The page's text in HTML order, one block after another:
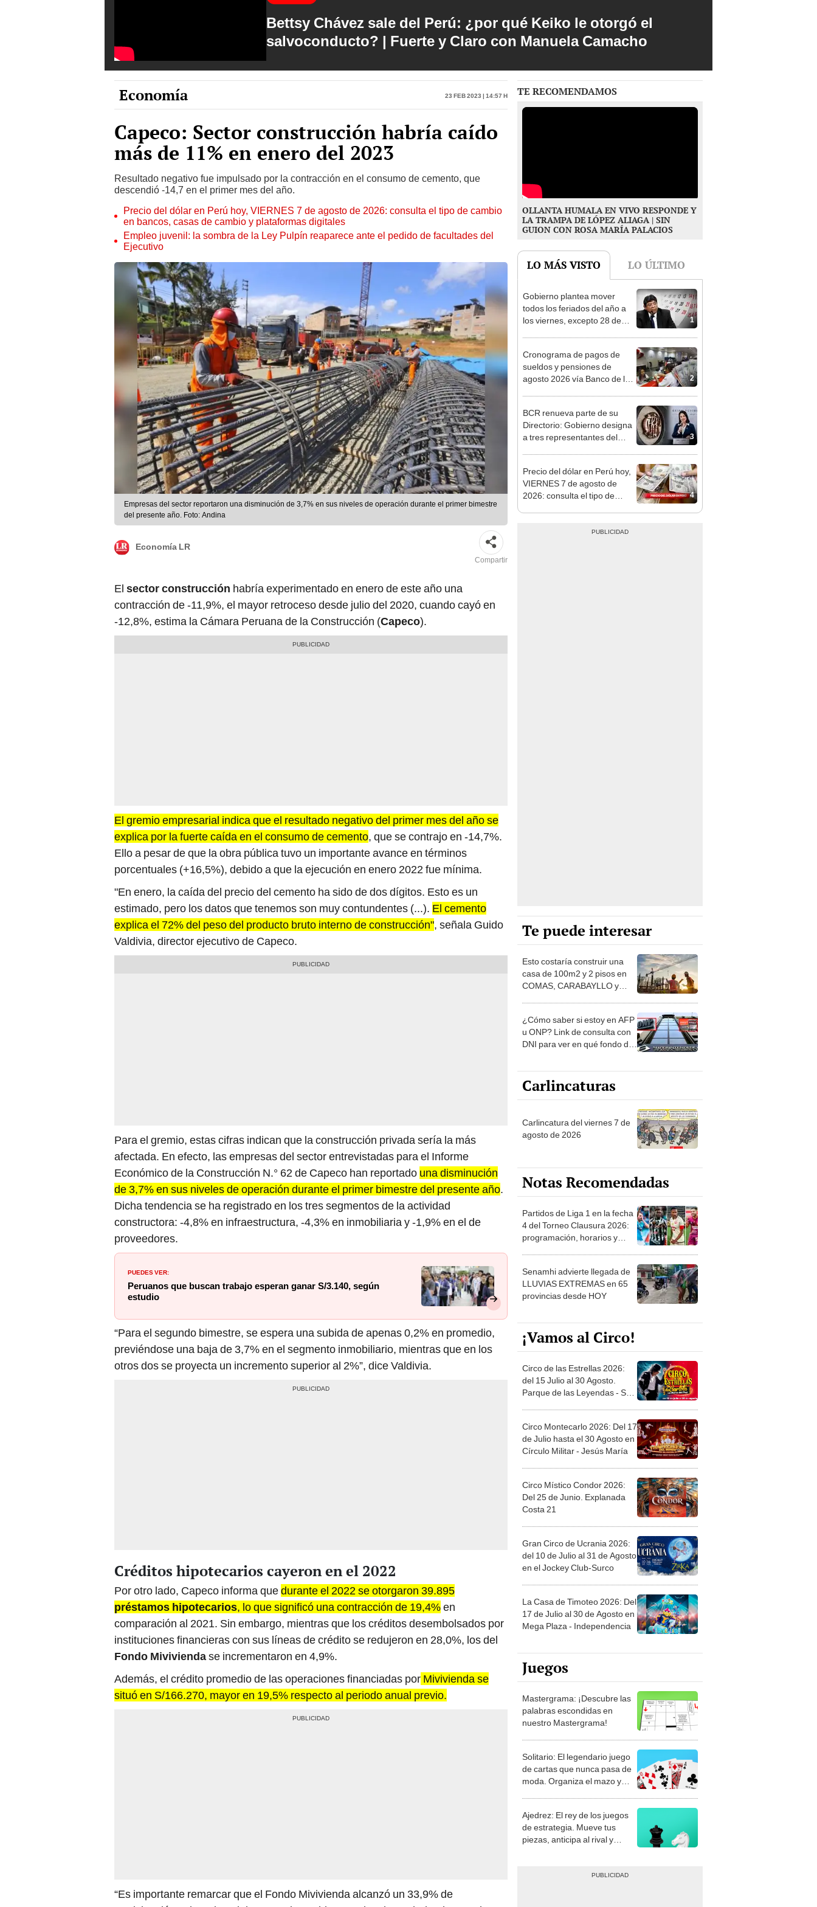
Bettsy Chávez sale del Perú: ¿por qué Keiko le otorgó el
salvoconducto? | Fuerte y Claro con Manuela Camacho
Economía 23 Feb 2023 | 14:57 h
Capeco: Sector construcción habría caído
más de 11% en enero del 2023
Resultado negativo fue impulsado por la contracción en el consumo de cemento, que
descendió -14,7 en el primer mes del año.
Precio del dólar en Perú hoy, VIERNES 7 de agosto de 2026: consulta el tipo de cambio
en bancos, casas de cambio y plataformas digitales
Empleo juvenil: la sombra de la Ley Pulpín reaparece ante el pedido de facultades del
Ejecutivo
Empresas del sector reportaron una disminución de 3,7% en sus niveles de operación durante el primer bimestre
del presente año. Foto: Andina
Economía LR
Compartir
El sector construcción habría experimentado en enero de este año una
contracción de -11,9%, el mayor retroceso desde julio del 2020, cuando cayó en
-12,8%, estima la Cámara Peruana de la Construcción (Capeco).
El gremio empresarial indica que el resultado negativo del primer mes del año se
explica por la fuerte caída en el consumo de cemento, que se contrajo en -14,7%.
Ello a pesar de que la obra pública tuvo un importante avance en términos
porcentuales (+16,5%), debido a que la ejecución en enero 2022 fue mínima.
"En enero, la caída del precio del cemento ha sido de dos dígitos. Esto es un
estimado, pero los datos que tenemos son muy contundentes (...). El cemento
explica el 72% del peso del producto bruto interno de construcción", señala Guido
Valdivia, director ejecutivo de Capeco.
Para el gremio, estas cifras indican que la construcción privada sería la más
afectada. En efecto, las empresas del sector entrevistadas para el Informe
Económico de la Construcción N.° 62 de Capeco han reportado una disminución
de 3,7% en sus niveles de operación durante el primer bimestre del presente año.
Dicha tendencia se ha registrado en los tres segmentos de la actividad
constructora: -4,8% en infraestructura, -4,3% en inmobiliaria y -1,9% en el de
proveedores.
PUEDES VER:
Peruanos que buscan trabajo esperan ganar S/3.140, según
estudio
“Para el segundo bimestre, se espera una subida de apenas 0,2% en promedio,
previéndose una baja de 3,7% en el segmento inmobiliario, mientras que en los
otros dos se proyecta un incremento superior al 2%”, dice Valdivia.
Créditos hipotecarios cayeron en el 2022
Por otro lado, Capeco informa quedurante el 2022 se otorgaron 39.895
préstamos hipotecarios, lo que significó una contracción de 19,4%en
comparación al 2021. Sin embargo, mientras que los créditos desembolsados por
instituciones financieras con sus líneas de crédito se redujeron en 28,0%, los del
Fondo Miviviendase incrementaron en 4,9%.
Además, el crédito promedio de las operaciones financiadas por Mivivienda se
situó en S/166.270, mayor en 19,5% respecto al periodo anual previo.
“Es importante remarcar que el Fondo Mivivienda alcanzó un 33,9% de
TE RECOMENDAMOS
OLLANTA HUMALA EN VIVO RESPONDE Y
LA TRAMPA DE LÓPEZ ALIAGA | SIN
GUION CON ROSA MARÍA PALACIOS
LO MÁS VISTO LO ÚLTIMO
1
Gobierno plantea mover
todos los feriados del año a
los viernes, excepto 28 de
2
Cronograma de pagos de
sueldos y pensiones de
agosto 2026 vía Banco de la
3
BCR renueva parte de su
Directorio: Gobierno designa
a tres representantes del
4
Precio del dólar en Perú hoy,
VIERNES 7 de agosto de
2026: consulta el tipo de
Te puede interesar
Esto costaría construir una
casa de 100m2 y 2 pisos en
COMAS, CARABAYLLO y
¿Cómo saber si estoy en AFP
u ONP? Link de consulta con
DNI para ver en qué fondo de
Carlincaturas
Carlincatura del viernes 7 de
agosto de 2026
Notas Recomendadas
Partidos de Liga 1 en la fecha
4 del Torneo Clausura 2026:
programación, horarios y
Senamhi advierte llegada de
LLUVIAS EXTREMAS en 65
provincias desde HOY
¡Vamos al Circo!
Circo de las Estrellas 2026:
del 15 Julio al 30 Agosto.
Parque de las Leyendas - San
Circo Montecarlo 2026: Del 17
de Julio hasta el 30 Agosto en
Círculo Militar - Jesús María
Circo Místico Condor 2026:
Del 25 de Junio. Explanada
Costa 21
Gran Circo de Ucrania 2026:
del 10 de Julio al 31 de Agosto
en el Jockey Club-Surco
La Casa de Timoteo 2026: Del
17 de Julio al 30 de Agosto en
Mega Plaza - Independencia
Juegos
Mastergrama: ¡Descubre las
palabras escondidas en
nuestro Mastergrama!
Solitario: El legendario juego
de cartas que nunca pasa de
moda. Organiza el mazo y
Ajedrez: El rey de los juegos
de estrategia. Mueve tus
piezas, anticipa al rival y